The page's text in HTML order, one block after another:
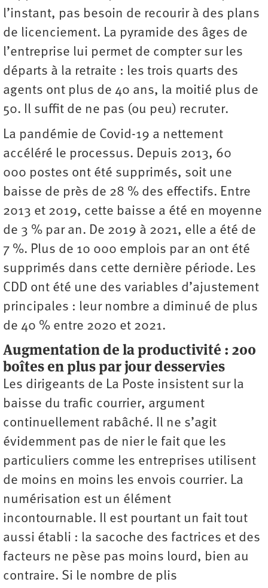
l’instant, pas besoin de recourir à des plans
de licenciement. La pyramide des âges de
l’entreprise lui permet de compter sur les
départs à la retraite : les trois quarts des
agents ont plus de 40 ans, la moitié plus de
50. Il suffit de ne pas (ou peu) recruter.
La pandémie de Covid-19 a nettement
accéléré le processus. Depuis 2013, 60
000 postes ont été supprimés, soit une
baisse de près de 28 % des effectifs. Entre
2013 et 2019, cette baisse a été en moyenne
de 3 % par an. De 2019 à 2021, elle a été de
7 %. Plus de 10 000 emplois par an ont été
supprimés dans cette dernière période. Les
CDD ont été une des variables d’ajustement
principales : leur nombre a diminué de plus
de 40 % entre 2020 et 2021.
Augmentation de la productivité : 200
boîtes en plus par jour desservies
Les dirigeants de La Poste insistent sur la
baisse du trafic courrier, argument
continuellement rabâché. Il ne s’agit
évidemment pas de nier le fait que les
particuliers comme les entreprises utilisent
de moins en moins les envois courrier. La
numérisation est un élément
incontournable. Il est pourtant un fait tout
aussi établi : la sacoche des factrices et des
facteurs ne pèse pas moins lourd, bien au
contraire. Si le nombre de plis